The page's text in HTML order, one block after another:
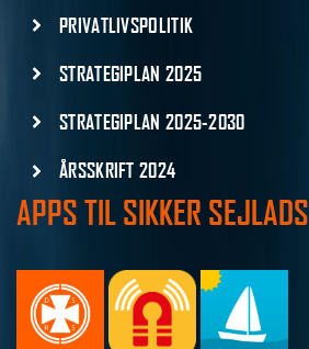
PRIVATLIVSPOLITIK
STRATEGIPLAN 2025
STRATEGIPLAN 2025-2030
ÅRSSKRIFT 2024
APPS TIL SIKKER SEJLADS